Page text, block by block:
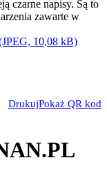
10,08 kB)
DrukujPokaż QR kod